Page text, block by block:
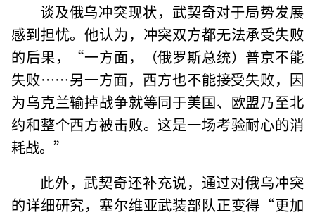
谈及俄乌冲突现状，武契奇对于局势发展
感到担忧。他认为，冲突双方都无法承受失败
的后果，“一方面，（俄罗斯总统）普京不能
失败……另一方面，西方也不能接受失败，因
为乌克兰输掉战争就等同于美国、欧盟乃至北
约和整个西方被击败。这是一场考验耐心的消
耗战。”
此外，武契奇还补充说，通过对俄乌冲突
的详细研究，塞尔维亚武装部队正变得“更加